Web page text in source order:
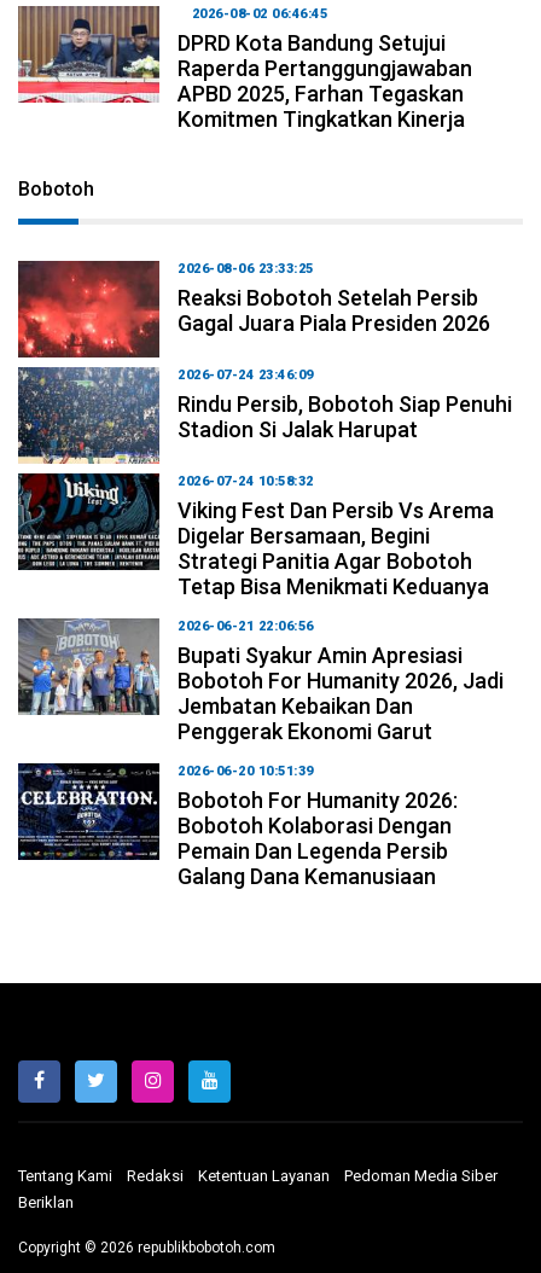
2026-08-02 06:46:45
DPRD Kota Bandung Setujui
Raperda Pertanggungjawaban
APBD 2025, Farhan Tegaskan
Komitmen Tingkatkan Kinerja
Bobotoh
2026-08-06 23:33:25
Reaksi Bobotoh Setelah Persib
Gagal Juara Piala Presiden 2026
2026-07-24 23:46:09
Rindu Persib, Bobotoh Siap Penuhi
Stadion Si Jalak Harupat
2026-07-24 10:58:32
Viking Fest Dan Persib Vs Arema
Digelar Bersamaan, Begini
Strategi Panitia Agar Bobotoh
Tetap Bisa Menikmati Keduanya
2026-06-21 22:06:56
Bupati Syakur Amin Apresiasi
Bobotoh For Humanity 2026, Jadi
Jembatan Kebaikan Dan
Penggerak Ekonomi Garut
2026-06-20 10:51:39
Bobotoh For Humanity 2026:
Bobotoh Kolaborasi Dengan
Pemain Dan Legenda Persib
Galang Dana Kemanusiaan
Tentang Kami Redaksi Ketentuan Layanan
Pedoman Media Siber
Beriklan
Copyright © 2026 republikbobotoh.com